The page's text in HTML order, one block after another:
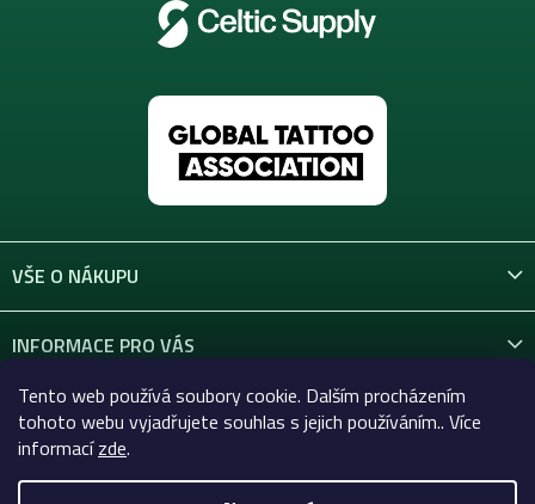
Tento web používá soubory cookie. Dalším procházením
tohoto webu vyjadřujete souhlas s jejich používáním.. Více
informacízde.
VŠE O NÁKUPU
INFORMACE PRO VÁS
KONTAKT